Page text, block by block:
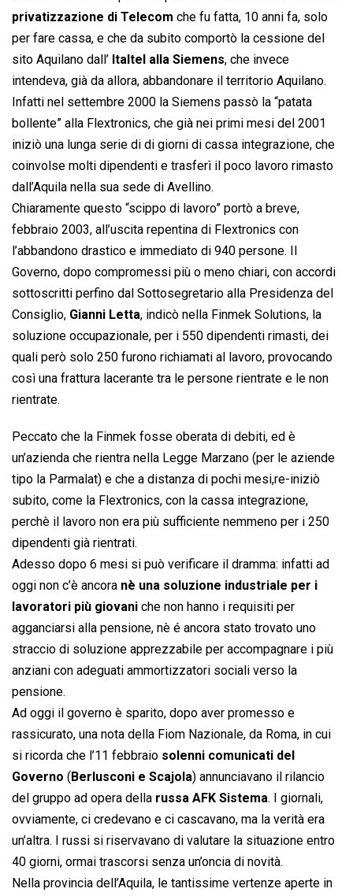
privatizzazione di Telecom che fu fatta, 10 anni fa, solo
per fare cassa, e che da subito comportò la cessione del
sito Aquilano dall’ Italtel alla Siemens, che invece
intendeva, già da allora, abbandonare il territorio Aquilano.
Infatti nel settembre 2000 la Siemens passò la “patata
bollente” alla Flextronics, che già nei primi mesi del 2001
iniziò una lunga serie di di giorni di cassa integrazione, che
coinvolse molti dipendenti e trasferì il poco lavoro rimasto
dall’Aquila nella sua sede di Avellino.
Chiaramente questo “scippo di lavoro” portò a breve,
febbraio 2003, all’uscita repentina di Flextronics con
l’abbandono drastico e immediato di 940 persone. Il
Governo, dopo compromessi più o meno chiari, con accordi
sottoscritti perfino dal Sottosegretario alla Presidenza del
Consiglio, Gianni Letta, indicò nella Finmek Solutions, la
soluzione occupazionale, per i 550 dipendenti rimasti, dei
quali però solo 250 furono richiamati al lavoro, provocando
così una frattura lacerante tra le persone rientrate e le non
rientrate.
Peccato che la Finmek fosse oberata di debiti, ed è
un’azienda che rientra nella Legge Marzano (per le aziende
tipo la Parmalat) e che a distanza di pochi mesi,re-iniziò
subito, come la Flextronics, con la cassa integrazione,
perchè il lavoro non era più sufficiente nemmeno per i 250
dipendenti già rientrati.
Adesso dopo 6 mesi si può verificare il dramma: infatti ad
oggi non c’è ancora nè una soluzione industriale per i
lavoratori più giovani che non hanno i requisiti per
agganciarsi alla pensione, nè é ancora stato trovato uno
straccio di soluzione apprezzabile per accompagnare i più
anziani con adeguati ammortizzatori sociali verso la
pensione.
Ad oggi il governo è sparito, dopo aver promesso e
rassicurato, una nota della Fiom Nazionale, da Roma, in cui
si ricorda che l’11 febbraio solenni comunicati del
Governo ( Berlusconi e Scajola) annunciavano il rilancio
del gruppo ad opera della russa AFK Sistema. I giornali,
ovviamente, ci credevano e ci cascavano, ma la verità era
un’altra. I russi si riservavano di valutare la situazione entro
40 giorni, ormai trascorsi senza un’oncia di novità.
Nella provincia dell’Aquila, le tantissime vertenze aperte in